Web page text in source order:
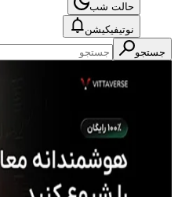
حالت شب
نوتیفیکیشن
جستجو